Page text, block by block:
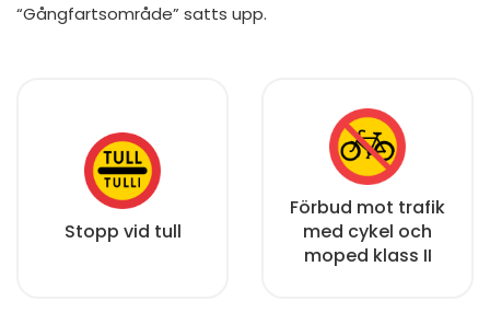
“Gångfartsområde” satts upp.
Stopp vid tull
Förbud mot trafik
med cykel och
moped klass II